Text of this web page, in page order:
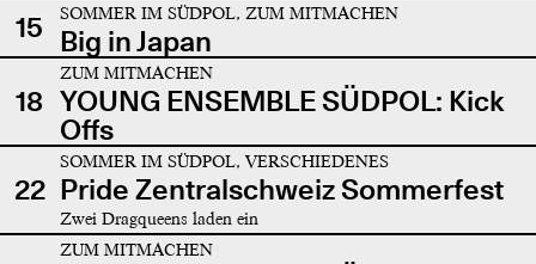
15
SOMMER IM SÜDPOL, ZUM MITMACHEN
Big in Japan
18
ZUM MITMACHEN
YOUNG ENSEMBLE SÜDPOL: Kick
Offs
22
SOMMER IM SÜDPOL, VERSCHIEDENES
Pride Zentralschweiz Sommerfest
Zwei Dragqueens laden ein
ZUM MITMACHEN